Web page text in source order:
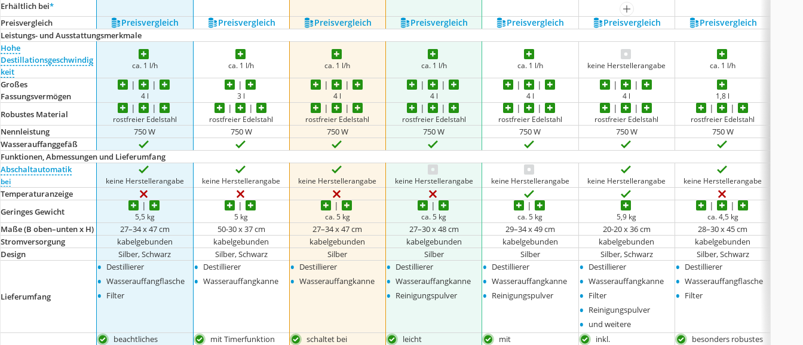
Erhältlich bei*
mehr anzeigen
Preis­vergleich
Preis­vergleich Preis­vergleich Preis­vergleich Preis­vergleich Preis­vergleich Preis­vergleich Preis­vergleich
Leistungs- und Ausstattungsmerkmale
Hohe
Destillationsgeschwindig
keit
ca. 1 l/h ca. 1 l/h ca. 1 l/h ca. 1 l/h ca. 1 l/h keine Herstellerangabe ca. 1 l/h
Großes
Fassungsvermögen
4 l 3 l 4 l 4 l 4 l 4 l 1,8 l
Robustes Material rostfreier Edelstahl rostfreier Edelstahl rostfreier Edelstahl rostfreier Edelstahl rostfreier Edelstahl rostfreier Edelstahl rostfreier Edelstahl
Nennleistung 750 W 750 W 750 W 750 W 750 W 750 W
750 W
Wasserauffanggefäß
Funktionen, Abmessungen und Lieferumfang
Abschaltautomatik
bei keine Herstellerangabe keine Herstellerangabe keine Herstellerangabe keine Herstellerangabe keine Herstellerangabe keine Herstellerangabe keine Herstellerangabe
Temperaturanzeige
Geringes Gewicht
5,5 kg 5 kg ca. 5 kg ca. 5 kg ca. 5 kg 5,9 kg ca. 4,5 kg
Maße (B oben–unten x H) 27–34 x 47 cm ‎50-30 x 37 cm 27–34 x 47 cm 27–30 x 48 cm 29–34 x 49 cm 20-20 x 36 cm 28–30 x 45 cm
Stromversorgung
kabelgebunden kabelgebunden kabelgebunden kabelgebunden kabelgebunden kabelgebunden kabelgebunden
Design
Silber, Schwarz Silber, Schwarz Silber Silber Silber Silber, Schwarz Silber, Schwarz
Lieferumfang
• Destillierer
• Wasserauffangflasche
• Filter
• Destillierer
• Wasserauffangkanne
• Destillierer
• Wasserauffangkanne
• Destillierer
• Wasserauffangkanne
• Reinigungspulver
• Destillierer
• Wasserauffangkanne
• Reinigungspulver
• Destillierer
• Wasserauffangkanne
• Filter
• Reinigungspulver
• und weitere
• Destillierer
• Wasserauffangflasche
• Filter
beachtliches
mit Timerfunktion
schaltet bei
leicht
mit
inkl.
besonders robustes